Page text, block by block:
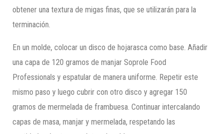
obtener una textura de migas finas, que se utilizarán para la
terminación.
En un molde, colocar un disco de hojarasca como base. Añadir
una capa de 120 gramos de manjar Soprole Food
Professionals y espatular de manera uniforme. Repetir este
mismo paso y luego cubrir con otro disco y agregar 150
gramos de mermelada de frambuesa. Continuar intercalando
capas de masa, manjar y mermelada, respetando las